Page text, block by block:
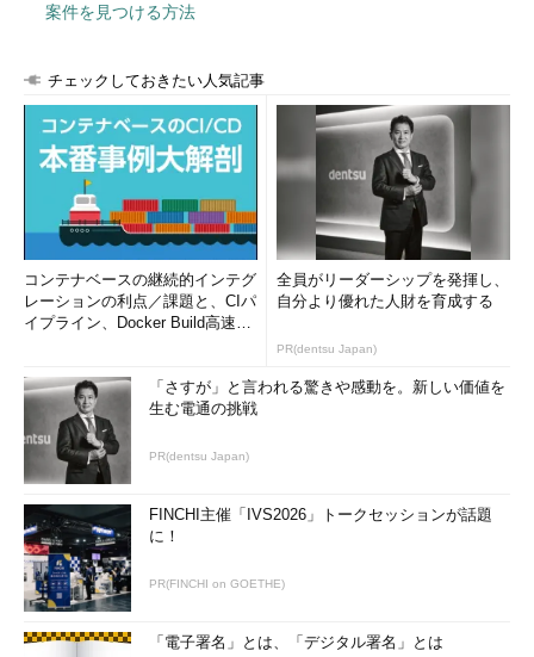
案件を見つける方法
チェックしておきたい人気記事
コンテナベースの継続的インテグ
レーションの利点／課題と、CIパ
イプライン、Docker Build高速化
全員がリーダーシップを発揮し、
自分より優れた人財を育成する
PR(dentsu Japan)
「さすが」と言われる驚きや感動を。新しい価値を
生む電通の挑戦
PR(dentsu Japan)
FINCHI主催「IVS2026」トークセッションが話題
に！
PR(FINCHI on GOETHE)
「電子署名」とは、「デジタル署名」とは